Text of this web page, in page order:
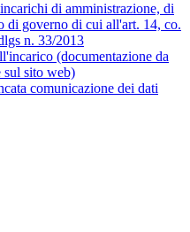
di amministrazione, di
di governo di cui all'art. 14, co.
n. 33/2013
(documentazione da
sul sito web)
comunicazione dei dati